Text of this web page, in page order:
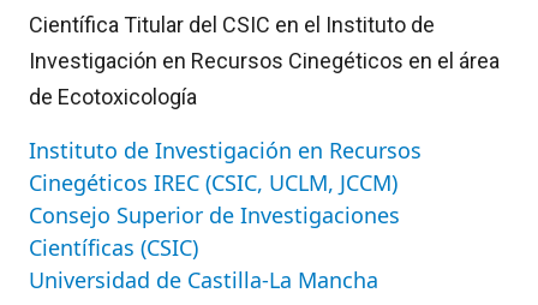
Científica Titular del CSIC en el Instituto de
Investigación en Recursos Cinegéticos en el área
de Ecotoxicología
Instituto de Investigación en Recursos
Cinegéticos IREC (CSIC, UCLM, JCCM)
Consejo Superior de Investigaciones
Científicas (CSIC)
Universidad de Castilla-La Mancha